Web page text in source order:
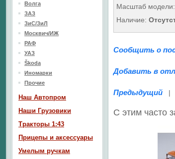
Масштаб модели:
Наличие:
Сообщить о
Добавить в
Предыдущий |
С этим часто
Волга
ЗАЗ
ЗиС/ЗиЛ
Москвич/ИЖ
РАФ
УАЗ
Škoda
Иномарки
Прочие
Наш Aвтопром
Наши Грузовики
Тракторы 1:43
Прицепы и аксессуары
Умелым ручкам